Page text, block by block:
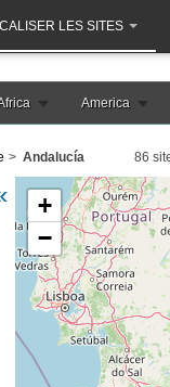
LES SITES
America
Andalucía 86
Veuillez patienter
+
−